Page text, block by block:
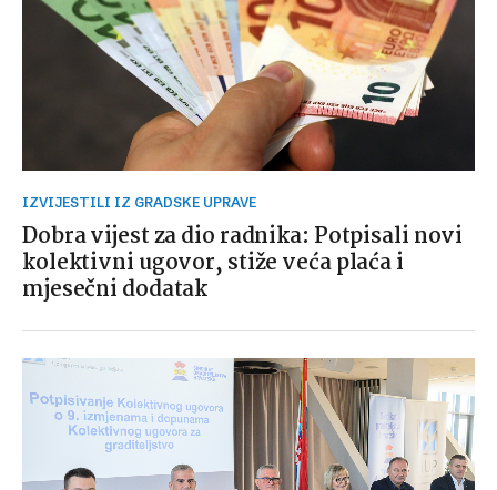
IZVIJESTILI IZ GRADSKE UPRAVE
Dobra vijest za dio radnika: Potpisali novi
kolektivni ugovor, stiže veća plaća i
mjesečni dodatak